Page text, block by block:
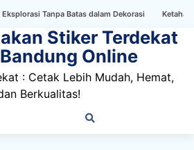
Tanpa Batas dalam Dekorasi Ketahanan
Stiker Terdekat
Online
: Cetak Lebih Mudah, Hemat,
Berkualitas!